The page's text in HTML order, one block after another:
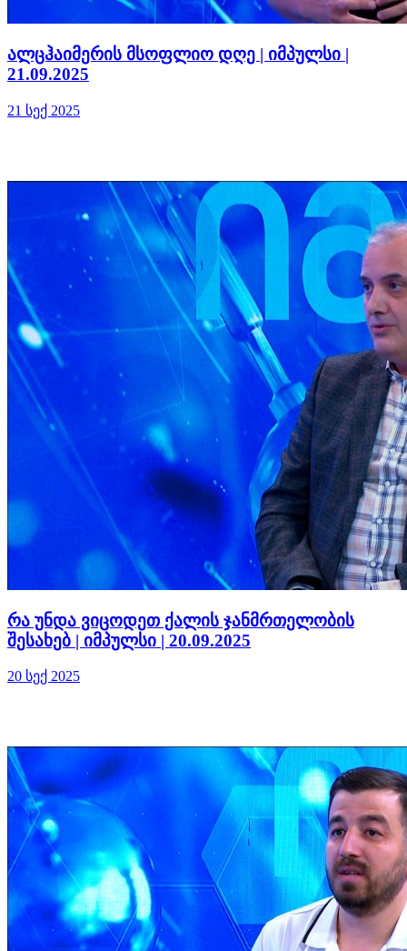
ალცჰაიმერის მსოფლიო დღე | იმპულსი |
21.09.2025
21 სექ 2025
რა უნდა ვიცოდეთ ქალის ჯანმრთელობის
შესახებ | იმპულსი | 20.09.2025
20 სექ 2025